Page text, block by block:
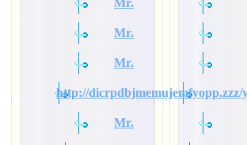
Mr.
Mr.
Mr.
http://
Mr.